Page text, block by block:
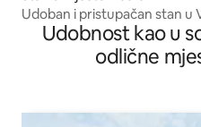
Udoban i pristupačan stan u
zavjesama za zamračivanje
Udobnost kao u
odlične